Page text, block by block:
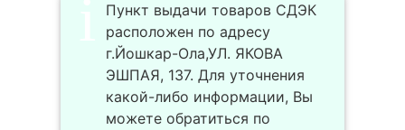
Пункт выдачи товаров СДЭК
расположен по адресу
г.Йошкар-Ола,УЛ. ЯКОВА
ЭШПАЯ, 137. Для уточнения
какой-либо информации, Вы
можете обратиться по